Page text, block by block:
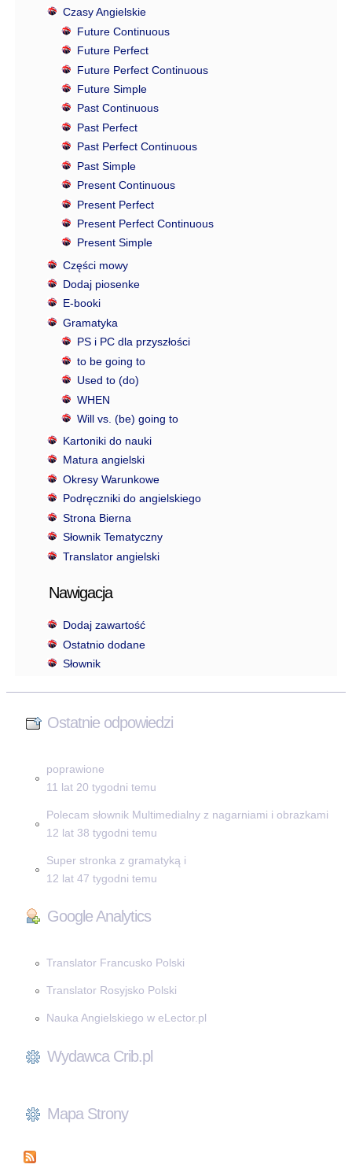
Czasy Angielskie
Future Continuous
Future Perfect
Future Perfect Continuous
Future Simple
Past Continuous
Past Perfect
Past Perfect Continuous
Past Simple
Present Continuous
Present Perfect
Present Perfect Continuous
Present Simple
Części mowy
Dodaj piosenke
E-booki
Gramatyka
PS i PC dla przyszłości
to be going to
Used to (do)
WHEN
Will vs. (be) going to
Kartoniki do nauki
Matura angielski
Okresy Warunkowe
Podręczniki do angielskiego
Strona Bierna
Słownik Tematyczny
Translator angielski
Nawigacja
Dodaj zawartość
Ostatnio dodane
Słownik
Ostatnie odpowiedzi
poprawione
11 lat 20 tygodni temu
Polecam słownik Multimedialny z nagarniami i obrazkami
12 lat 38 tygodni temu
Super stronka z gramatyką i
12 lat 47 tygodni temu
Google Analytics
Translator Francusko Polski
Translator Rosyjsko Polski
Nauka Angielskiego w eLector.pl
Wydawca Crib.pl
Mapa Strony